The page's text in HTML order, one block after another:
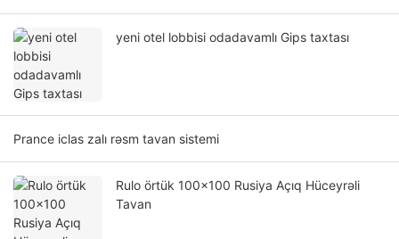
yeni otel lobbisi odadavamlı Gips taxtası
Prance iclas zalı rəsm tavan sistemi
Rulo örtük 100×100 Rusiya Açıq Hüceyrəli
Tavan